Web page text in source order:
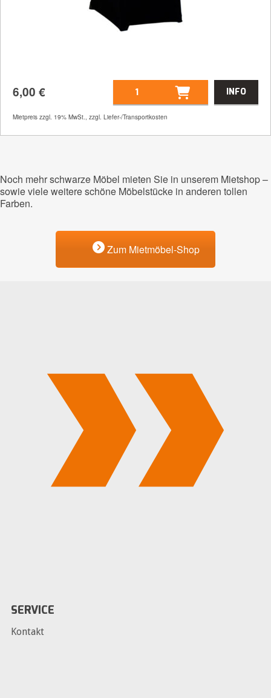
Artikelnummer 21552
6,00
6,00 € INFO
Mietpreis zzgl. 19% MwSt., zzgl. Liefer-/Transportkosten
Noch mehr schwarze Möbel mieten Sie in unserem Mietshop –
sowie viele weitere schöne Möbelstücke in anderen tollen
Farben.
Zum Mietmöbel-Shop
SERVICE
Kontakt